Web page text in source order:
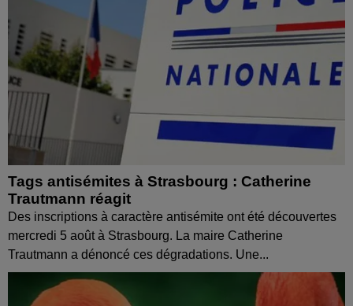
Tags antisémites à Strasbourg : Catherine
Trautmann réagit
Des inscriptions à caractère antisémite ont été découvertes
mercredi 5 août à Strasbourg. La maire Catherine
Trautmann a dénoncé ces dégradations. Une...